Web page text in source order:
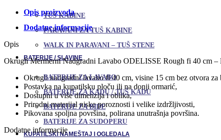
TUŠ KABINE
PARAVANI ZA TUŠ KABINE
WALK IN PARAVANI – TUŠ STENE
BATERIJE / SLAVINE
BATERIJE ZA LAVABO
BATERIJE ZA KADU / TUŠ KADU
BATERIJE ZA BIDE
BATERIJE ZA SUDOPERU
KUPATILSKI NAMEŠTAJ I OGLEDALA
Opis proizvoda
Dodatne informacije
Opis
Okrugli Mermerni Nadgradni Lavabo ODELISSE Rough fi 40 cm –
Okrugli nadgradni lavabo fi 40 cm, visine 15 cm bez otvora za
Postavka na kupatilsku ploču ili na donji ormarić,
Dostupni u više dimenzija i oblika,
Prirodni materijal niske poroznosti i velike izdržljivosti,
Pikovana spoljna površina, polirana unutrašnja površina.
Dodatne informacije